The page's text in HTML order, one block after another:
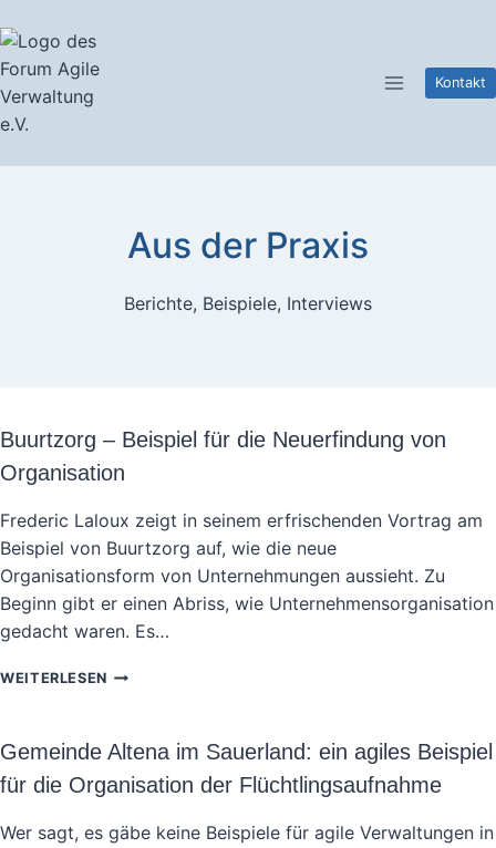
Inhalt
springen
Kontakt
Aus der Praxis
Berichte, Beispiele, Interviews
Buurtzorg – Beispiel für die Neuerfindung von
Organisation
Frederic Laloux zeigt in seinem erfrischenden Vortrag am
Beispiel von Buurtzorg auf, wie die neue
Organisationsform von Unternehmungen aussieht. Zu
Beginn gibt er einen Abriss, wie Unternehmensorganisation
gedacht waren. Es…
WEITERLESEN BUURTZORG
FÜR
DIE
NEUERFINDUNG
ORGANISATION
Gemeinde Altena im Sauerland: ein agiles Beispiel
für die Organisation der Flüchtlingsaufnahme
Wer sagt, es gäbe keine Beispiele für agile Verwaltungen in